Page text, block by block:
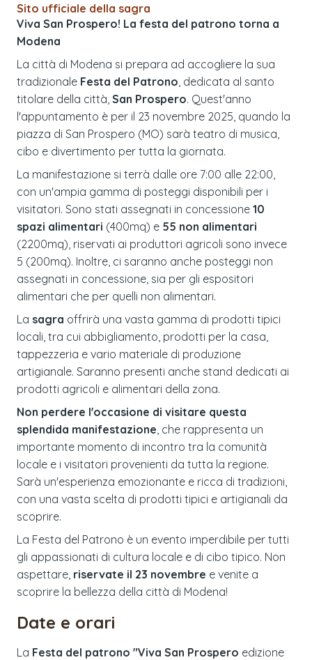
Sito ufficiale della sagra
Viva San Prospero! La festa del patrono torna a
Modena
La città di Modena si prepara ad accogliere la sua
tradizionale Festa del Patrono , dedicata al santo
titolare della città, San Prospero. Quest'anno
l'appuntamento è per il 23 novembre 2025, quando la
piazza di San Prospero (MO) sarà teatro di musica,
cibo e divertimento per tutta la giornata.
La manifestazione si terrà dalle ore 7:00 alle 22:00,
con un'ampia gamma di posteggi disponibili per i
visitatori. Sono stati assegnati in concessione 10
spazi alimentari (400mq) e 55 non alimentari
(2200mq), riservati ai produttori agricoli sono invece
5 (200mq). Inoltre, ci saranno anche posteggi non
assegnati in concessione, sia per gli espositori
alimentari che per quelli non alimentari.
La sagra offrirà una vasta gamma di prodotti tipici
locali, tra cui abbigliamento, prodotti per la casa,
tappezzeria e vario materiale di produzione
artigianale. Saranno presenti anche stand dedicati ai
prodotti agricoli e alimentari della zona.
Non perdere l'occasione di visitare questa
splendida manifestazione , che rappresenta un
importante momento di incontro tra la comunità
locale e i visitatori provenienti da tutta la regione.
Sarà un'esperienza emozionante e ricca di tradizioni,
con una vasta scelta di prodotti tipici e artigianali da
scoprire.
La Festa del Patrono è un evento imperdibile per tutti
gli appassionati di cultura locale e di cibo tipico. Non
aspettare, riservate il 23 novembre e venite a
scoprire la bellezza della città di Modena!
Date e orari
La Festa del patrono "Viva San Prospero edizione